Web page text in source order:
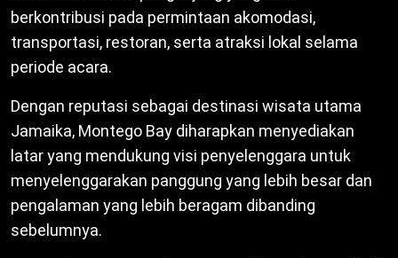
berkontribusi pada permintaan akomodasi,
transportasi, restoran, serta atraksi lokal selama
periode acara.
Dengan reputasi sebagai destinasi wisata utama
Jamaika, Montego Bay diharapkan menyediakan
latar yang mendukung visi penyelenggara untuk
menyelenggarakan panggung yang lebih besar dan
pengalaman yang lebih beragam dibanding
sebelumnya.